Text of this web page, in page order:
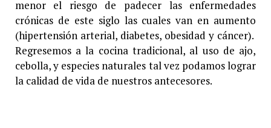
menor el riesgo de padecer las enfermedades
crónicas de este siglo las cuales van en aumento
(hipertensión arterial, diabetes, obesidad y cáncer).
Regresemos a la cocina tradicional, al uso de ajo,
cebolla, y especies naturales tal vez podamos lograr
la calidad de vida de nuestros antecesores.